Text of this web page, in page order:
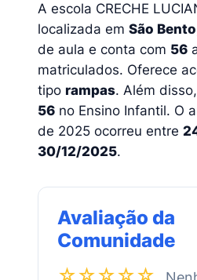
A escola CRECHE
localizada em São Bento
de aula e conta com 56
matriculados. Oferece
tipo rampas. Além
56 no Ensino Infantil. O
de 2025 ocorreu entre
30/12/2025.
Avaliação da
Comunidade